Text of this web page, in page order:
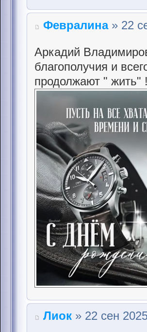
Февралина» 22
Аркадий
благополучия и
продолжают " жить" !
Лиок » 22 сен